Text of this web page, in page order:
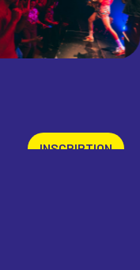
INSCRIPTION